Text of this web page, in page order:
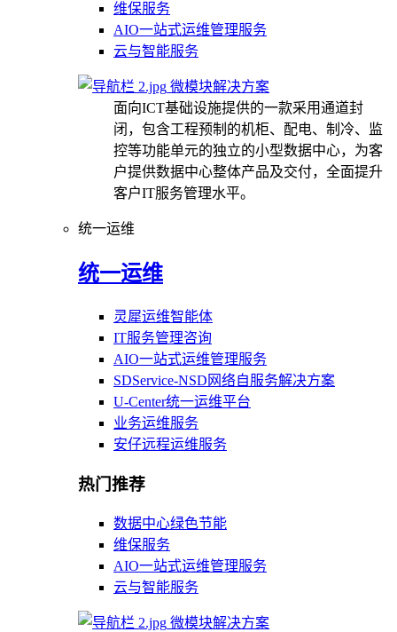
维保服务
AIO一站式运维管理服务
云与智能服务
微模块解决方案
面向ICT基础设施提供的一款采用通道封
闭，包含工程预制的机柜、配电、制冷、监
控等功能单元的独立的小型数据中心，为客
户提供数据中心整体产品及交付，全面提升
客户IT服务管理水平。
统一运维
统一运维
灵犀运维智能体
IT服务管理咨询
AIO一站式运维管理服务
SDService-NSD网络自服务解决方案
U-Center统一运维平台
业务运维服务
安仔远程运维服务
热门推荐
数据中心绿色节能
维保服务
AIO一站式运维管理服务
云与智能服务
微模块解决方案